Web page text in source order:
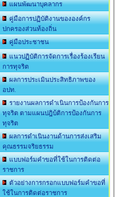
แผนพัฒนาบุคลากร
คู่มือการปฏิบัติงานขององค์กร
ปกครองส่วนท้องถิ่น
คู่มือประชาชน
แนวปฏิบัติการจัดการเรื่องร้องเรียน
การทุจริต
ผลการประเมินประสิทธิภาพของ
อปท.
รายงานผลการดำเนินการป้องกันการ
ทุจริต ตามแผนปฎิบ้ติการป้องกันการ
ทุจริต
ผลการดำเนินงานด้านการส่งเสริม
คุณธรรมจริยธรรม
แบบฟอร์มคำขอที่ใช้ในการติดต่อ
ราชการ
ตัวอย่างการกรอกแบบฟอร์มคำขอที่
ใช้ในการติดต่อราชการ